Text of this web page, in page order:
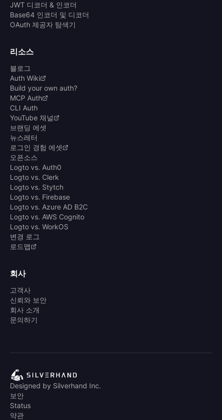
JWT 디코더 & 인코더
Base64 인코더 및 디코더
OAuth 제공자 탐색기
리소스
블로그
Auth Wiki
Build your own auth?
MCP Auth
CLI Auth
YouTube 채널
브랜딩 에셋
뉴스레터
로그인 경험 에셋
오픈소스
Logto vs. Auth0
Logto vs. Clerk
Logto vs. Stytch
Logto vs. Firebase
Logto vs. Azure AD B2C
Logto vs. AWS Cognito
Logto vs. WorkOS
변경 로그
로드맵
회사
고객사
신뢰와 보안
회사 소개
문의하기
Designed by Silverhand Inc.
보안
Status
약관